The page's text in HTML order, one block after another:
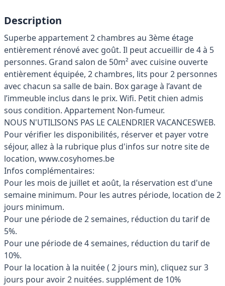
Description
Superbe appartement 2 chambres au 3ème étage
entièrement rénové avec goût. Il peut accueillir de 4 à 5
personnes. Grand salon de 50m² avec cuisine ouverte
entièrement équipée, 2 chambres, lits pour 2 personnes
avec chacun sa salle de bain. Box garage à l’avant de
l’immeuble inclus dans le prix. Wifi. Petit chien admis
sous condition. Appartement Non-fumeur.
NOUS N'UTILISONS PAS LE CALENDRIER VACANCESWEB.
Pour vérifier les disponibilités, réserver et payer votre
séjour, allez à la rubrique plus d'infos sur notre site de
location, www.cosyhomes.be
Infos complémentaires:
Pour les mois de juillet et août, la réservation est d'une
semaine minimum. Pour les autres période, location de 2
jours minimum.
Pour une période de 2 semaines, réduction du tarif de
5%.
Pour une période de 4 semaines, réduction du tarif de
10%.
Pour la location à la nuitée ( 2 jours min), cliquez sur 3
jours pour avoir 2 nuitées. supplément de 10%